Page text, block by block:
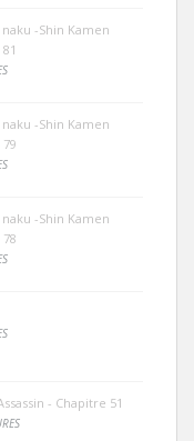
-Shin Kamen
-Shin Kamen
-Shin Kamen
- Chapitre 51